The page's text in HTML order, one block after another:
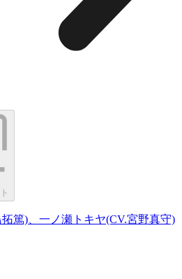
篤)、一ノ瀬トキヤ(CV.宮野真守)